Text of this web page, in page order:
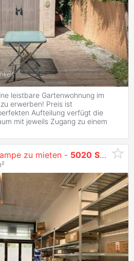
leistbare Gartenwohnung im
zu erwerben! Preis ist
Aufteilung verfügt die
mit jeweils Zugang zu einem
zu mieten - 5020 Salzburg